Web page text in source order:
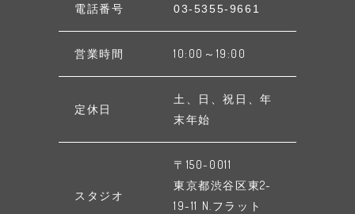
電話番号 03-5355-9661
営業時間 10:00～19:00
定休日
土、日、祝日、年
末年始
スタジオ
〒150-0011
東京都渋谷区東2-
19-11 N.フラット